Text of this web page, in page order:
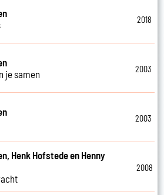
2018
je samen
2003
2003
Henk Hofstede en Henny
2008